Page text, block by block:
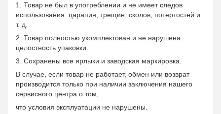
1. Товар не был в употреблении и не имеет следов
использования: царапин, трещин, сколов, потертостей и
т. д.
2. Товар полностью укомплектован и не нарушена
целостность упаковки.
3. Сохранены все ярлыки и заводская маркировка.
В случае, если товар не работает, обмен или возврат
производится только при наличии заключения нашего
сервисного центра о том,
что условия эксплуатации не нарушены.